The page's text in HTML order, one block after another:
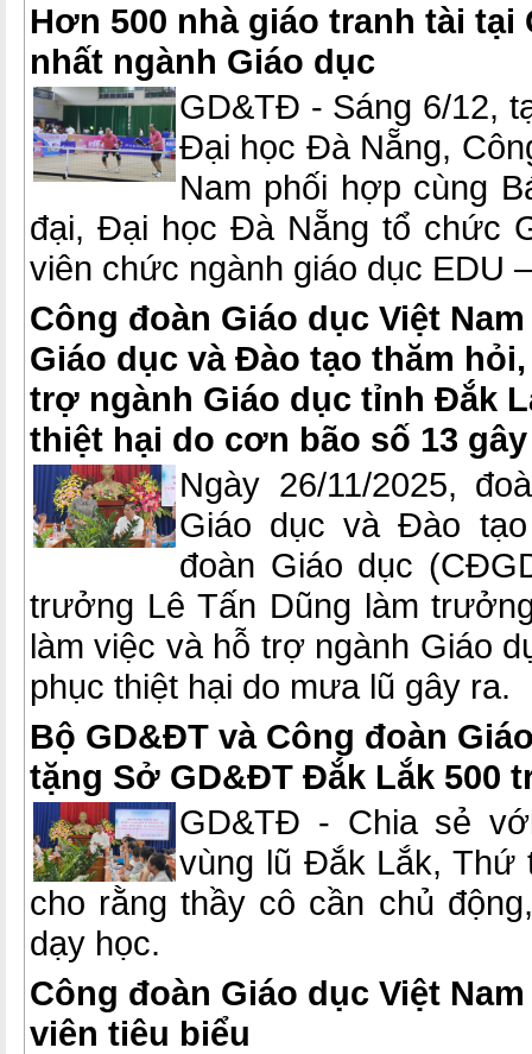
Hơn 500 nhà giáo tranh tài
nhất ngành Giáo dục
GD&TĐ - Sáng 6/12,
Đại học Đà Nẵng,
Nam phối hợp cùng
đại, Đại học Đà Nẵng tổ chức
viên chức ngành giáo dục EDU
Công đoàn Giáo dục Việt
Giáo dục và Đào tạo thăm
trợ ngành Giáo dục tỉnh Đắk
thiệt hại do cơn bão số 13
Ngày 26/11/2025,
Giáo dục và Đào
đoàn Giáo dục
trưởng Lê Tấn Dũng làm
làm việc và hỗ trợ ngành Giáo
phục thiệt hại do mưa lũ gây ra.
Bộ GD&ĐT và Công đoàn
tặng Sở GD&ĐT Đắk Lắk 500
GD&TĐ - Chia sẻ
vùng lũ Đắk Lắk, Thứ
cho rằng thầy cô cần chủ
dạy học.
Công đoàn Giáo dục Việt
viên tiêu biểu